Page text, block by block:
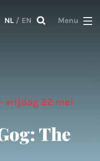
NL / EN Menu
vrijdag 22 mei
The